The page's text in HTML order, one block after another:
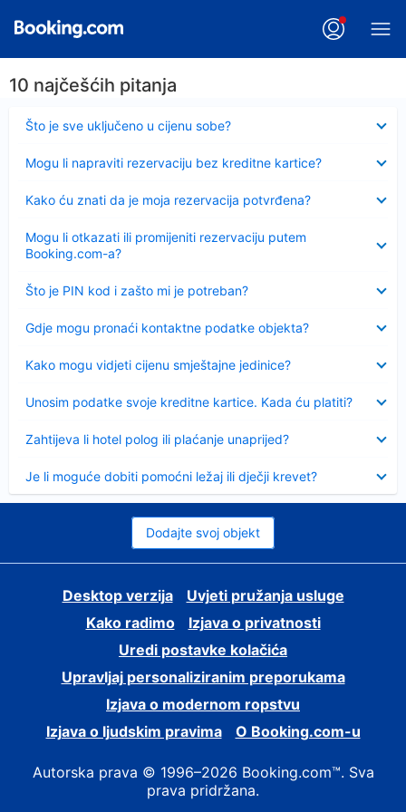
10 najčešćih pitanja
Što je sve uključeno u cijenu sobe?
Sažeto
Mogu li napraviti rezervaciju bez kreditne kartice?
Kako ću znati da je moja rezervacija potvrđena?
Mogu li otkazati ili promijeniti rezervaciju putem
Booking.com-a?
Što je PIN kod i zašto mi je potreban?
Sažeto
Gdje mogu pronaći kontaktne podatke objekta?
Kako mogu vidjeti cijenu smještajne jedinice?
Unosim podatke svoje kreditne kartice. Kada ću platiti?
Zahtijeva li hotel polog ili plaćanje unaprijed?
Je li moguće dobiti pomoćni ležaj ili dječji krevet?
Dodajte svoj objekt
Desktop verzija
Uvjeti pružanja usluge
Kako radimo
Izjava o privatnosti
Uredi postavke kolačića
Upravljaj personaliziranim preporukama
Izjava o modernom ropstvu
Izjava o ljudskim pravima
O Booking.com-u
Autorska prava © 1996–2026 Booking.com™. Sva
prava pridržana.